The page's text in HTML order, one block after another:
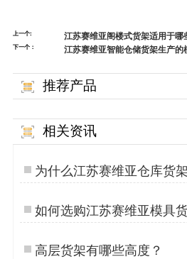
上一个: 江苏赛维亚阁楼式货架适用于哪
下一个： 江苏赛维亚智能仓储货架生产的
推荐产品
相关资讯
为什么江苏赛维亚仓库货
识牌？
如何选购江苏赛维亚模具
参数？
高层货架有哪些高度？